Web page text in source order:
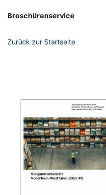
Broschürenservice
Zurück zur Startseite